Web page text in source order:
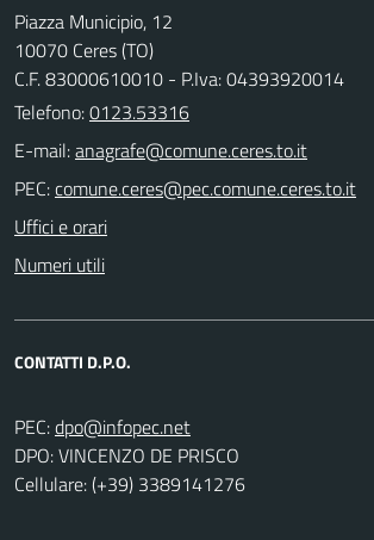
Piazza Municipio, 12
10070 Ceres (TO)
C.F. 83000610010 - P.Iva: 04393920014
Telefono:0123.53316
E-mail:
PEC:
Uffici e orari
Numeri utili
CONTATTI D.P.O.
PEC:
DPO: VINCENZO DE PRISCO
Cellulare: (+39) 3389141276